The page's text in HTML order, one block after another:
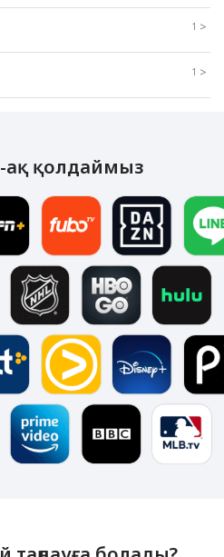
1 >
1 >
ақ қолдаймыз